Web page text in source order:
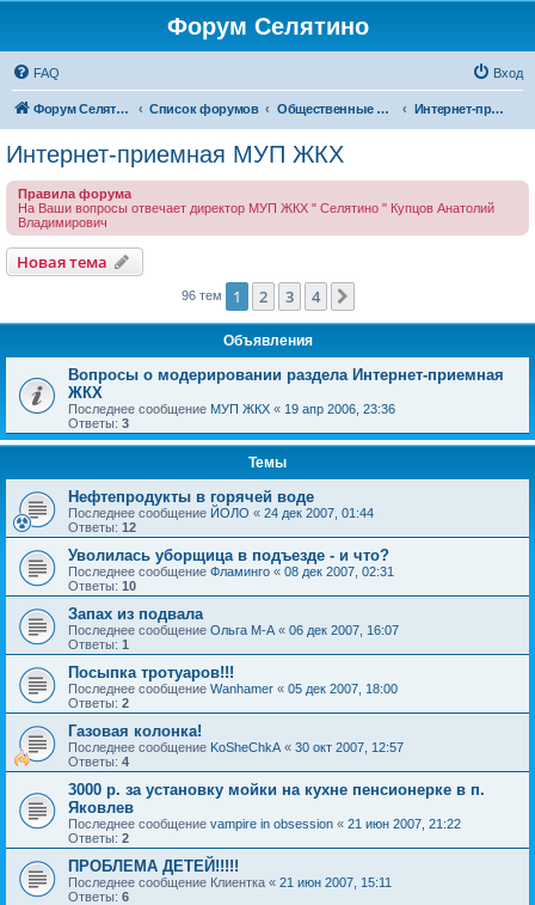
Форум Селятино
FAQ Вход
Форум Селятино Список форумов Общественные интернет-приемные Интернет-приемная МУП ЖКХ
Интернет-приемная МУП ЖКХ
Правила форума
На Ваши вопросы отвечает директор МУП ЖКХ " Селятино " Купцов Анатолий
Владимирович
Новая тема
96 тем 1 2 3 4
Объявления
Вопросы о модерировании раздела Интернет-приемная
ЖКХ
Последнее сообщение МУП ЖКХ « 19 апр 2006, 23:36
Ответы: 3
Темы
Нефтепродукты в горячей воде
Последнее сообщение ЙОЛО « 24 дек 2007, 01:44
Ответы: 12
Уволилась уборщица в подъезде - и что?
Последнее сообщение Фламинго « 08 дек 2007, 02:31
Ответы: 10
Запах из подвала
Последнее сообщение Ольга М-А « 06 дек 2007, 16:07
Ответы: 1
Посыпка тротуаров!!!
Последнее сообщение Wanhamer « 05 дек 2007, 18:00
Ответы: 2
Газовая колонка!
Последнее сообщение KoSheChkA « 30 окт 2007, 12:57
Ответы: 4
3000 р. за установку мойки на кухне пенсионерке в п.
Яковлев
Последнее сообщение vampire in obsession « 21 июн 2007, 21:22
Ответы: 2
ПРОБЛЕМА ДЕТЕЙ!!!!!
Последнее сообщение Клиентка « 21 июн 2007, 15:11
Ответы: 6